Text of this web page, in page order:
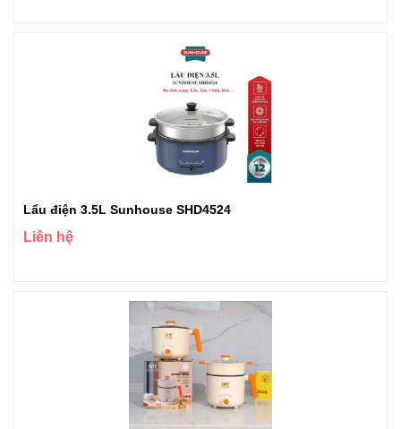
Lẩu điện 3.5L Sunhouse SHD4524
Liên hệ